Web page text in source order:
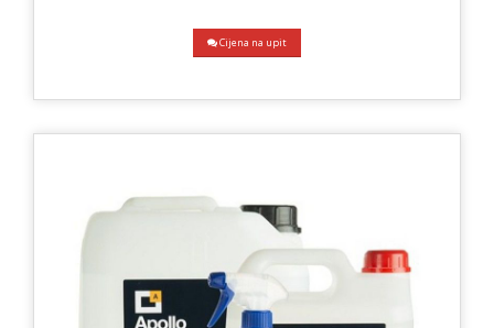
Cijena na upit